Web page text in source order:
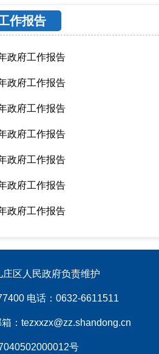
作报告
政府工作报告
政府工作报告
政府工作报告
政府工作报告
政府工作报告
政府工作报告
政府工作报告
庄区人民政府负责维护
电话：0632-6611511
：tezxxzx@zz.shandong.cn
号